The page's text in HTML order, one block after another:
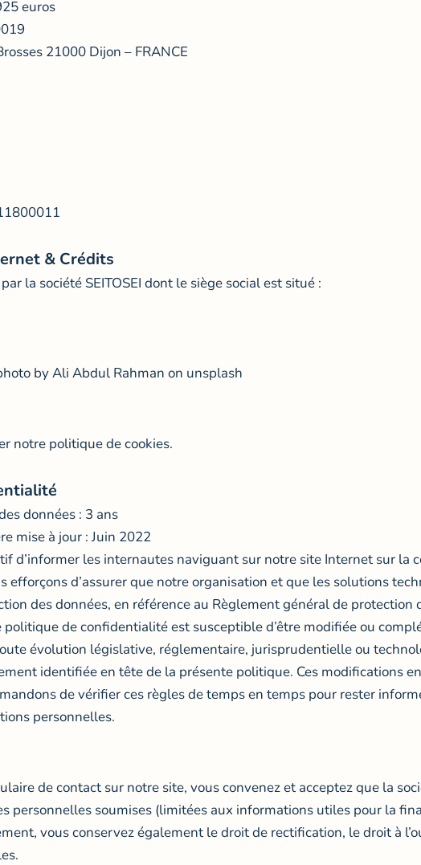
euros
21000 Dijon – FRANCE
& Crédits
la société SEITOSEI dont le siège social est situé :
by Ali Abdul Rahman on unsplash
notre politique de cookies.
données : 3 ans
mise à jour : Juin 2022
d’informer les internautes naviguant sur notre site Internet sur la
efforçons d’assurer que notre organisation et que les solutions
des données, en référence au Règlement général de protection
de confidentialité est susceptible d’être modifiée ou
évolution législative, réglementaire, jurisprudentielle ou
identifiée en tête de la présente politique. Ces modifications
de vérifier ces règles de temps en temps pour rester
personnelles.
de contact sur notre site, vous convenez et acceptez que la
personnelles soumises (limitées aux informations utiles pour la
vous conservez également le droit de rectification, le droit à